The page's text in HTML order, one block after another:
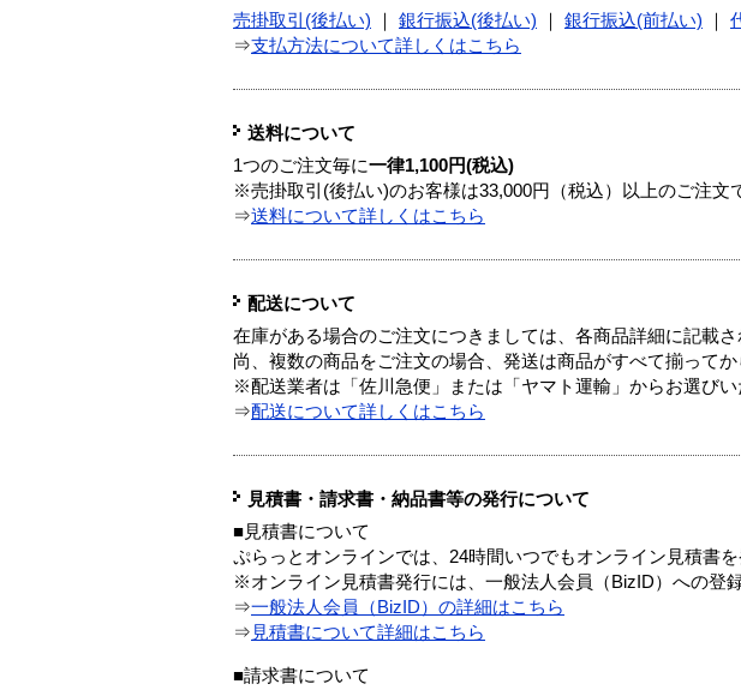
売掛取引(後払い) 銀行振込(後払い) 銀行振込(前払い)
⇒支払方法について詳しくはこちら
送料について
1つのご注文毎に一律1,100円(税込)
※売掛取引(後払い)のお客様は33,000円（税込）以上のご注文
⇒送料について詳しくはこちら
配送について
在庫がある場合のご注文につきましては、各商品詳細に記載
尚、複数の商品をご注文の場合、発送は商品がすべて揃ってか
※配送業者は「佐川急便」または「ヤマト運輸」からお選びい
⇒配送について詳しくはこちら
見積書・請求書・納品書等の発行について
■見積書について
ぷらっとオンラインでは、24時間いつでもオンライン見積書を
※オンライン見積書発行には、一般法人会員（BizID）への登録
⇒一般法人会員（BizID）の詳細はこちら
⇒ 見積書について詳細はこちら
■請求書について